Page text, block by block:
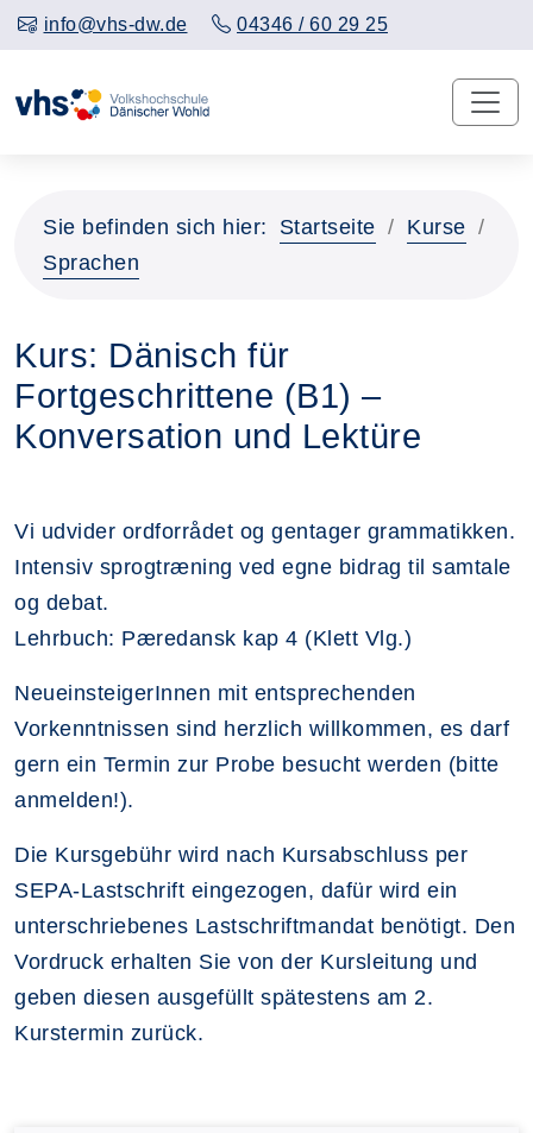
info@vhs-dw.de 04346 / 60 29 25
Sie befinden sich hier: Startseite
Kurse
Sprachen
Kurs: Dänisch für
Fortgeschrittene (B1) –
Konversation und Lektüre
Vi udvider ordforrådet og gentager grammatikken.
Intensiv sprogtræning ved egne bidrag til samtale
og debat.
Lehrbuch: Pæredansk kap 4 (Klett Vlg.)
NeueinsteigerInnen mit entsprechenden
Vorkenntnissen sind herzlich willkommen, es darf
gern ein Termin zur Probe besucht werden (bitte
anmelden!).
Die Kursgebühr wird nach Kursabschluss per
SEPA-Lastschrift eingezogen, dafür wird ein
unterschriebenes Lastschriftmandat benötigt. Den
Vordruck erhalten Sie von der Kursleitung und
geben diesen ausgefüllt spätestens am 2.
Kurstermin zurück.